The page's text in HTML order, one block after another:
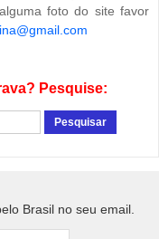
foto do site favor
Pesquise:
Brasil no seu email.